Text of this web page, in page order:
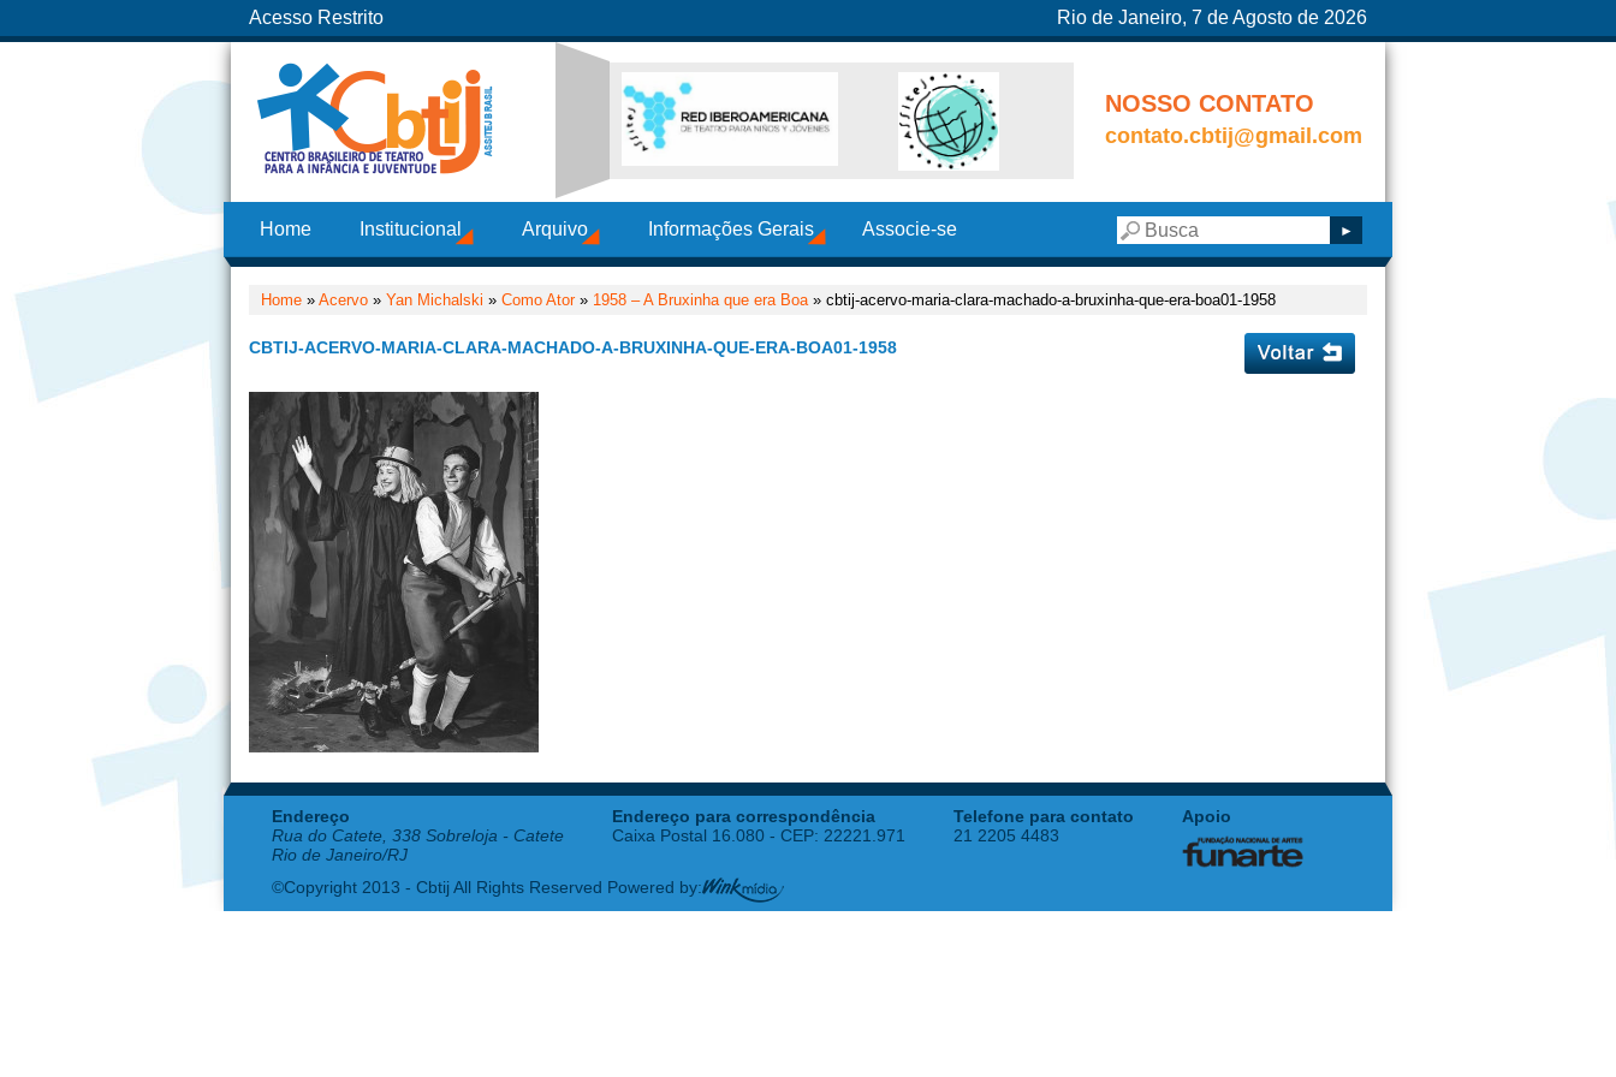
Acesso Restrito Rio de Janeiro, 7 de Agosto de 2026
NOSSO CONTATO
contato.cbtij@gmail.com
Home Institucional Arquivo Informações Gerais Associe-se
Home » Acervo » Yan Michalski » Como Ator» 1958 – A Bruxinha que era Boa» cbtij-acervo-maria-clara-machado-a-bruxinha-que-era-boa01-1958
CBTIJ-ACERVO-MARIA-CLARA-MACHADO-A-BRUXINHA-QUE-ERA-BOA01-1958
Endereço
Rua do Catete, 338 Sobreloja - Catete
Rio de Janeiro/RJ
Endereço para correspondência
Caixa Postal 16.080 - CEP: 22221.971
Telefone para contato
21 2205 4483
Apoio
©Copyright 2013 - Cbtij All Rights Reserved Powered by: